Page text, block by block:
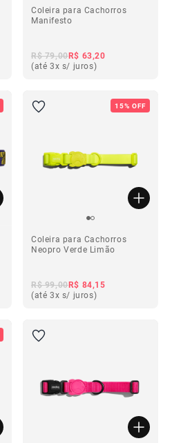
Coleira para Cachorros
Manifesto
R$ 79,00R$ 63,20
(até 3x s/ juros)
15% OFF
Coleira para Cachorros
Neopro Verde Limão
R$ 99,00R$ 84,15
(até 3x s/ juros)